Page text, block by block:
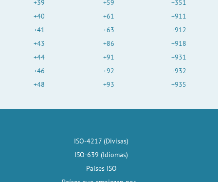
+39
+40
+41
+43
+44
+46
+48
+59
+61
+63
+86
+91
+92
+93
+351
+911
+912
+918
+931
+932
+935
ISO-4217 (Divisas)
ISO-639 (Idiomas)
Países ISO